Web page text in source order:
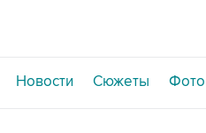
Новости Сюжеты Фото